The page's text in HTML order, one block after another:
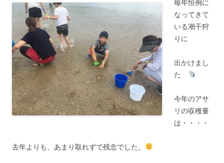
毎年恒例に
なってきて
いる潮干狩
りに
出かけまし
た
今年のアサ
リの収穫量
は・・・・
去年よりも、あまり取れずで残念でした。